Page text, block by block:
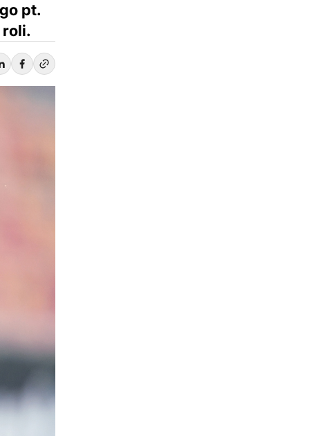
pt.
roli.